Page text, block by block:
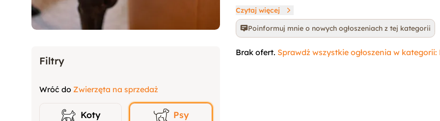
odnajdą się w rodzinach z dziećmi. Labradory
zdrowie i dobrą formę. Pieski tej rasy są niezwykle
codziennych spacerów, a także zabaw i aktywności
labradorów retrieverów jest ich duży apetyt na
Pielęgnacja piesków tej rasy nie jest zbyt
Czytaj więcej
Filtry
Wróć do Zwierzęta na sprzedaż
Koty Psy
Poinformuj mnie o nowych ogłoszeniach z tej kategorii
Brak ofert. Sprawdź wszystkie ogłoszenia w kategorii: